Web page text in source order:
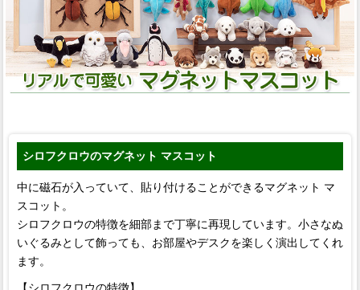
シロフクロウのマグネット マスコット
中に磁石が入っていて、貼り付けることができるマグネット マ
スコット。
シロフクロウの特徴を細部まで丁寧に再現しています。小さなぬ
いぐるみとして飾っても、お部屋やデスクを楽しく演出してくれ
ます。